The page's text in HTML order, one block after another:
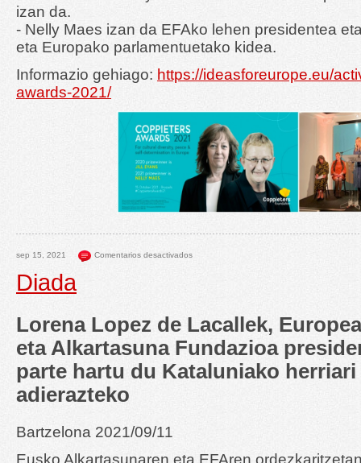
izan da.
- Nelly Maes izan da EFAko lehen presidentea
eta Europako parlamentuetako kidea.
Informazio gehiago: https://ideasforeurope.eu/
awards-2021/
sep 15, 2021 Comentarios desactivados
Diada
Lorena Lopez de Lacallek,
eta Alkartasuna Fundazioa
parte hartu du Kataluniako
adierazteko
Bartzelona 2021/09/11
Eusko Alkartasunaren eta EFAren